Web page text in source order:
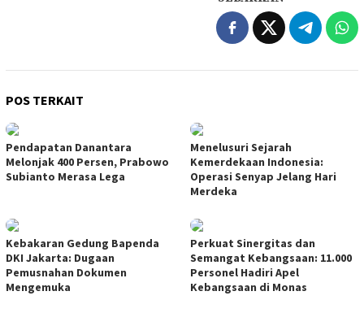
POS TERKAIT
Pendapatan Danantara
Melonjak 400 Persen, Prabowo
Subianto Merasa Lega
Menelusuri Sejarah
Kemerdekaan Indonesia:
Operasi Senyap Jelang Hari
Merdeka
Kebakaran Gedung Bapenda
DKI Jakarta: Dugaan
Pemusnahan Dokumen
Mengemuka
Perkuat Sinergitas dan
Semangat Kebangsaan: 11.000
Personel Hadiri Apel
Kebangsaan di Monas